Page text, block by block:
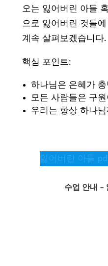
오는 잃어버린 아들
으로 잃어버린 것들
계속 살펴보겠습니다.
핵심 포인트:
하나님은 은혜가
모든 사람들은 구
우리는 항상 하나
잃어버린 아들
수업 안내 –